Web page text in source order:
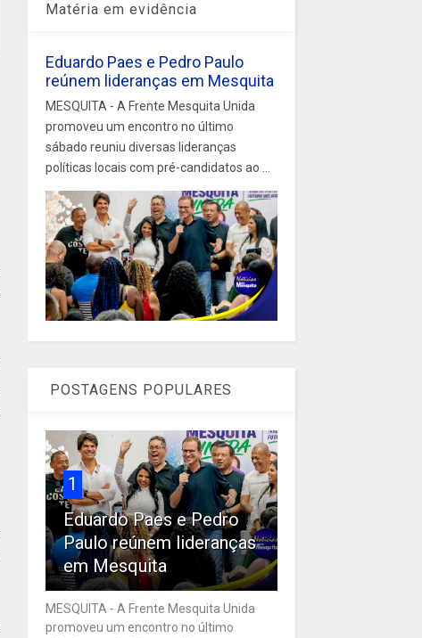
Matéria em evidência
Eduardo Paes e Pedro Paulo
reúnem lideranças em Mesquita
MESQUITA - A Frente Mesquita Unida
promoveu um encontro no último
sábado reuniu diversas lideranças
políticas locais com pré-candidatos ao ...
POSTAGENS POPULARES
1
Eduardo Paes e Pedro
Paulo reúnem lideranças
em Mesquita
MESQUITA - A Frente Mesquita Unida
promoveu um encontro no último